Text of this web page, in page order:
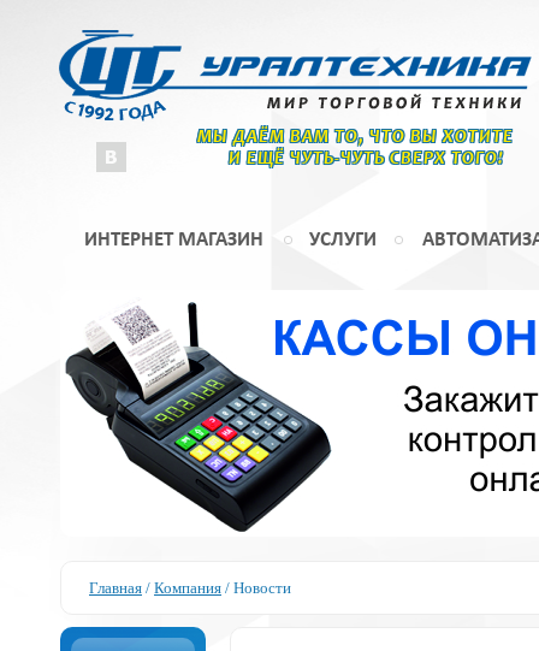
МЫ ДАЁМ ВАМ ТО, ЧТО ВЫ ХОТИТЕ
И ЕЩЁ ЧУТЬ-ЧУТЬ СВЕРХ ТОГО!
ИНТЕРНЕТ МАГАЗИН УСЛУГИ
Главная / Компания / Новости